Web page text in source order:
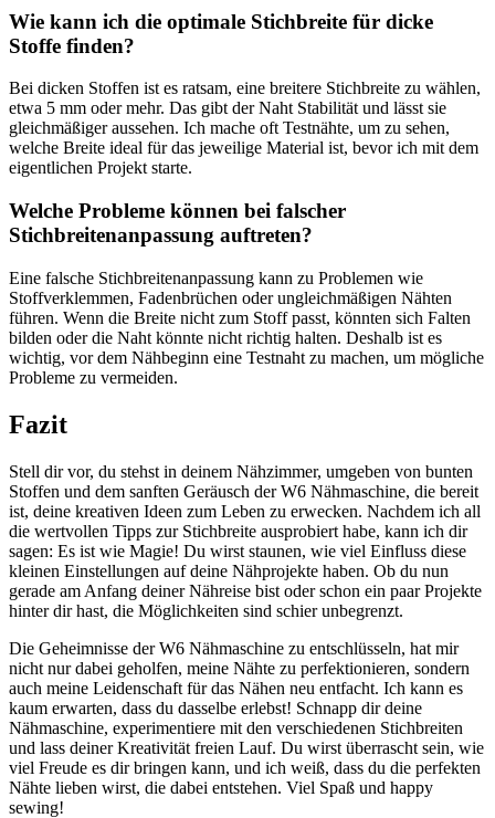
Wie kann ⁤ich die optimale Stichbreite für dicke
Stoffe⁣ finden?
Bei dicken Stoffen ist es ratsam, eine breitere Stichbreite zu wählen,
etwa 5 mm oder mehr. Das gibt der Naht Stabilität ⁢und lässt sie
gleichmäßiger aussehen. Ich mache⁢ oft⁤ Testnähte, um zu‌ sehen,
welche Breite ideal für das jeweilige Material ist, bevor ⁢ich mit dem
‌eigentlichen Projekt ​starte.
Welche Probleme können bei falscher​
Stichbreitenanpassung auftreten?
Eine⁣ falsche Stichbreitenanpassung ​kann zu Problemen wie
Stoffverklemmen, Fadenbrüchen oder ungleichmäßigen Nähten
führen. Wenn die Breite nicht zum Stoff passt, könnten sich Falten
bilden oder die Naht könnte nicht richtig halten. Deshalb ist es
wichtig,‍ vor dem Nähbeginn eine Testnaht zu machen, um mögliche
Probleme‌ zu vermeiden.
Fazit
Stell dir vor, du stehst in deinem Nähzimmer, umgeben ⁢von bunten
Stoffen und dem sanften Geräusch der W6 Nähmaschine, die bereit
ist, deine kreativen Ideen zum ⁣Leben zu ⁢erwecken. Nachdem ich all
die ​wertvollen ​Tipps zur Stichbreite ausprobiert habe, kann ich dir
‍sagen: Es ist wie Magie! Du wirst staunen, wie viel Einfluss diese
kleinen Einstellungen‍ auf deine Nähprojekte haben. Ob du nun
gerade am Anfang deiner Nähreise ‍bist oder schon ein ⁣paar Projekte
‍hinter dir‍ hast, die Möglichkeiten sind schier unbegrenzt.
Die ‍Geheimnisse der W6 Nähmaschine zu entschlüsseln, hat mir
nicht nur dabei geholfen, meine ⁣Nähte zu perfektionieren, sondern
auch meine Leidenschaft für das Nähen neu entfacht. Ich kann es
kaum erwarten, dass du dasselbe erlebst! ⁣Schnapp ⁣dir deine
Nähmaschine, experimentiere mit den verschiedenen Stichbreiten
und lass⁢ deiner Kreativität ‍freien Lauf. Du wirst überrascht sein, wie
viel Freude es​ dir bringen kann, und⁣ ich⁤ weiß, ⁣dass du die perfekten
Nähte‍ lieben wirst, die‌ dabei entstehen.​ Viel Spaß und happy
sewing!